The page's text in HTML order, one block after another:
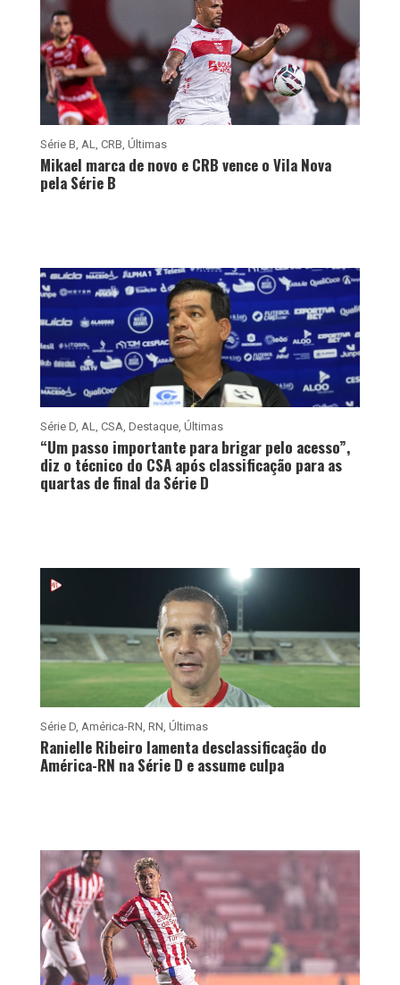
Série B, AL, CRB, Últimas
Mikael marca de novo e CRB vence o Vila Nova
pela Série B
Série D, AL, CSA, Destaque, Últimas
“Um passo importante para brigar pelo acesso”,
diz o técnico do CSA após classificação para as
quartas de final da Série D
Série D, América-RN, RN, Últimas
Ranielle Ribeiro lamenta desclassificação do
América-RN na Série D e assume culpa